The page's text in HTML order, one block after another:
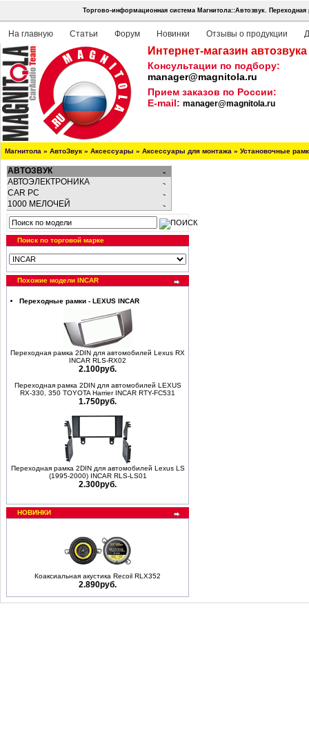
Торгово-информационная система Магнитола::Автозвук.
На главную Статьи Форум Новинки Отзывы о продукции
Интернет-магазин
Консультации по подбору:
manager@magnitola.ru
Прием заказов по России:
E-mail: manager@magnitola.ru
Магнитола » АвтоЗвук » Аксессуары » Аксессуары для монтажа » Установочные
АВТОЗВУК
АВТОЭЛЕКТРОНИКА
CAR PC
1000 МЕЛОЧЕЙ
Поиск по торговой марке
Похожие модели INCAR
Переходные рамки - LEXUS INCAR
Переходная рамка 2DIN для автомобилей Lexus RX
INCAR RLS-RX02
2.100руб.
Переходная рамка 2DIN для автомобилей LEXUS
RX-330, 350 TOYOTA Harrier INCAR RTY-FC531
1.750руб.
Переходная рамка 2DIN для автомобилей Lexus LS
(1995-2000) INCAR RLS-LS01
2.300руб.
НОВИНКИ
Коаксиальная акустика Recoil RLX352
2.890руб.